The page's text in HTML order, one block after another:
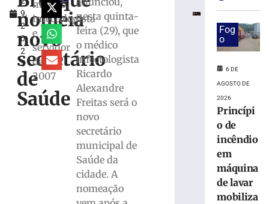
9,
2
0
2
5
nomeia
novo
secretário
de
Saúde
médico
infectologista
e
servidor
desde
2007
nesta quinta-
feira (29), que
o médico
infectologista
Ricardo
Alexandre
Freitas será o
novo
secretário
municipal de
Saúde da
cidade. A
nomeação
saúde
trabalhador
ferido
durante
montagem
estrutura
Brusque
Fog
o
6 DE
AGOSTO DE
2026
Princípi
o de
incêndio
em
máquina
de lavar
mobiliza